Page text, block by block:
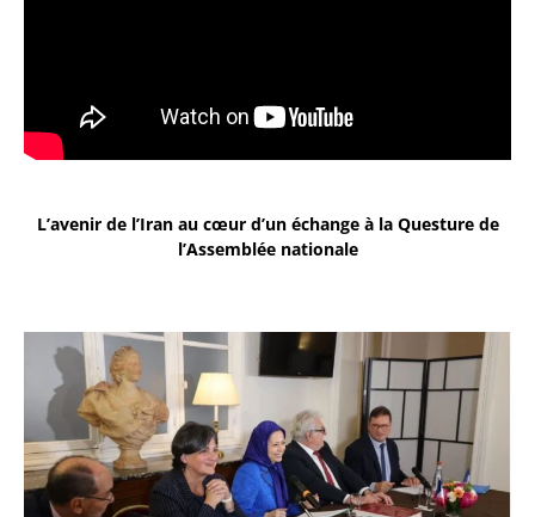
L’avenir de l’Iran au cœur d’un échange à la Questure de
l’Assemblée nationale